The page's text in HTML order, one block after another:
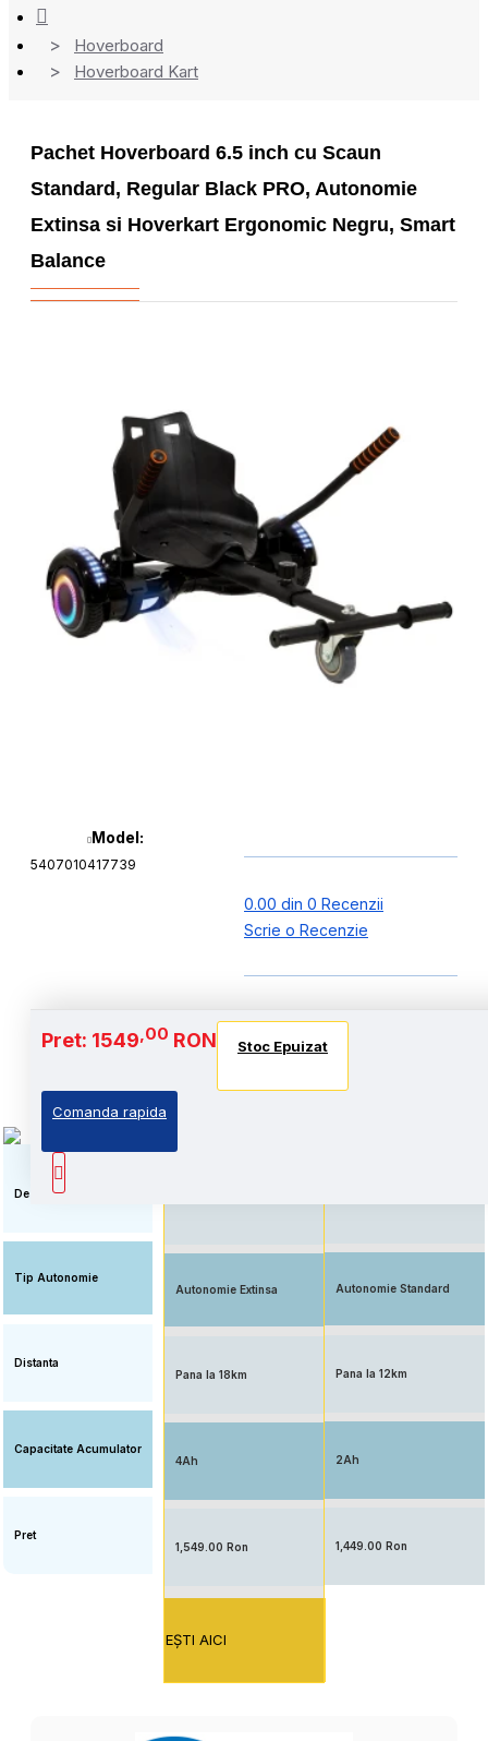
Hoverboard
Hoverboard Kart
Pachet Hoverboard 6.5 inch cu Scaun
Standard, Regular Black PRO, Autonomie
Extinsa si Hoverkart Ergonomic Negru, Smart
Balance
Model:
5407010417739
0.00 din 0 Recenzii
Scrie o Recenzie
Pret: 1549,00 RON Stoc Epuizat
Comanda rapida
Baterie si Autonomie
Descriere
Tip Autonomie
Distanta
Capacitate Acumulator
Pret
Stoc Epuizat
Autonomie extinsa, prin
Autonomie Extinsa
Pana la 18km
4Ah
1,549.00 Ron
EŞTI AICI
Stoc Epuizat
Autonomie Standard
Pana la 12km
2Ah
1,449.00 Ron